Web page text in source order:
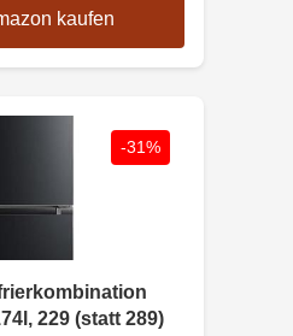
kaufen
-31%
229 (statt 289)